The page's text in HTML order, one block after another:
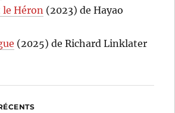
le Héron (2023) de Hayao
(2025) de Richard Linklater